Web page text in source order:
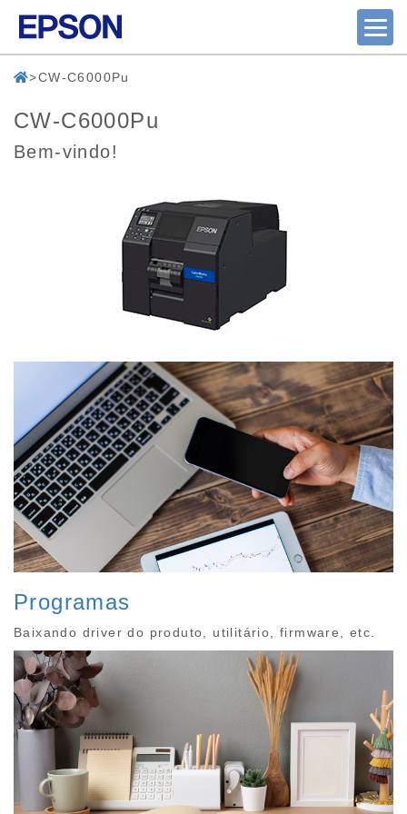
CW-C6000Pu
CW-C6000Pu
Bem-vindo!
Programas
Baixando driver do produto, utilitário, firmware, etc.